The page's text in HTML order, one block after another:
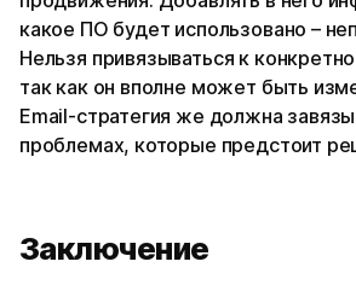
какое ПО будет использовано –
Нельзя привязываться к
так как он вполне может быть
Email-стратегия же должна
проблемах, которые предстоит
Заключение